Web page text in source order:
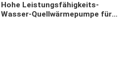
Hohe Leistungsfähigkeits-
Wasser-Quellwärmepumpe für